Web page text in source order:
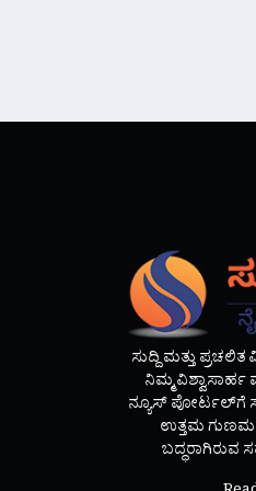
ಸುದ್ದಿ ಮತ್ತು
ನಿಮ್ಮ
ನ್ಯೂಸ್ ಪೋರ್ಟಲ್‌ಗೆ
ಉತ್ತಮ
ಬದ್ಧರಾಗಿರುವ